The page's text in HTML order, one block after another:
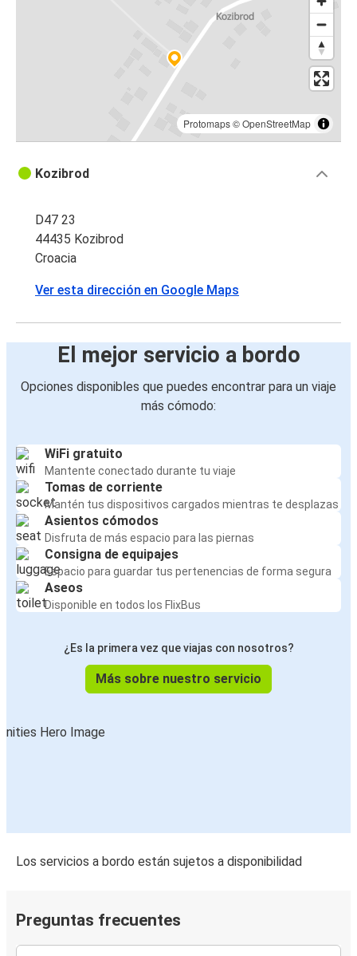
Protomaps©OpenStreetMap
Kozibrod
D47 23
44435 Kozibrod
Croacia
Ver esta dirección en Google Maps
El mejor servicio a bordo
Opciones disponibles que puedes encontrar para un viaje
más cómodo:
WiFi gratuito
Mantente conectado durante tu viaje
Tomas de corriente
Mantén tus dispositivos cargados mientras te desplazas
Asientos cómodos
Disfruta de más espacio para las piernas
Consigna de equipajes
Espacio para guardar tus pertenencias de forma segura
Aseos
Disponible en todos los FlixBus
¿Es la primera vez que viajas con nosotros?
Más sobre nuestro servicio
Los servicios a bordo están sujetos a disponibilidad
Preguntas frecuentes